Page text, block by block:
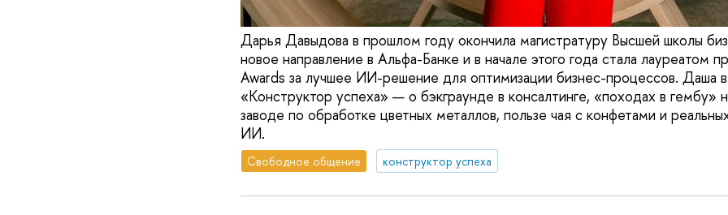
Дарья Давыдова в прошлом году окончила магистратуру Высшей школы
новое направление в Альфа-Банке и в начале этого года стала лауреатом
Awards за лучшее ИИ-решение для оптимизации бизнес-процессов. Даша
«Конструктор успеха» — о бэкграунде в консалтинге, «походах в гембу»
заводе по обработке цветных металлов, пользе чая с конфетами и
ИИ.
Свободное общение конструктор успеха